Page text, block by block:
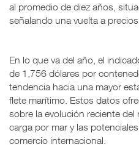
al promedio de diez años,
señalando una vuelta a
En lo que va del año, el
de 1,756 dólares por
tendencia hacia una mayor
flete marítimo. Estos datos
sobre la evolución reciente
carga por mar y las
comercio internacional.